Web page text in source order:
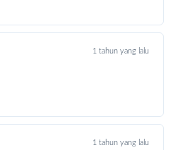
1 tahun yang lalu
1 tahun yang lalu